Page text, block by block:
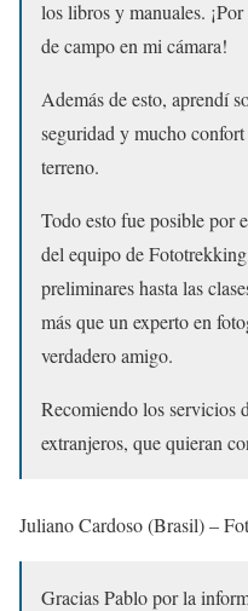
los libros y manuales.
de campo en mi cámara!
Además de esto, aprendí
seguridad y mucho
terreno.
Todo esto fue posible por
del equipo de
preliminares hasta las
más que un experto en
verdadero amigo.
Recomiendo los servicios
extranjeros, que quieran
Juliano Cardoso (Brasil) –
Gracias Pablo por la